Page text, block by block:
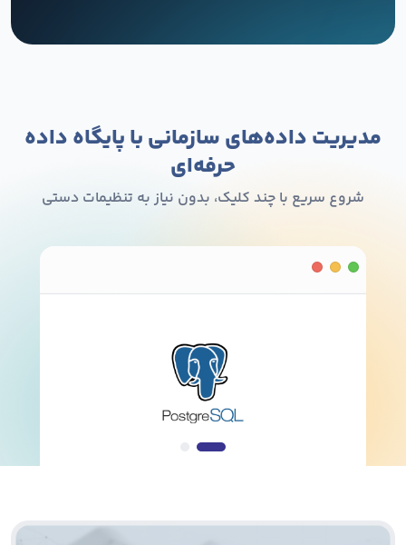
مدیریت داده‌های سازمانی با پایگاه داده
حرفه‌ای
شروع سریع با چند کلیک، بدون نیاز به تنظیمات دستی